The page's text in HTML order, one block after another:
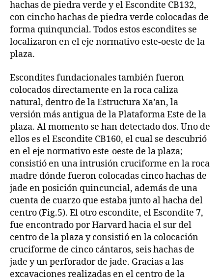
hachas de piedra verde y el Escondite CB132,
con cincho hachas de piedra verde colocadas de
forma quinquncial. Todos estos escondites se
localizaron en el eje normativo este-oeste de la
plaza.
Escondites fundacionales también fueron
colocados directamente en la roca caliza
natural, dentro de la Estructura Xa’an, la
versión más antigua de la Plataforma Este de la
plaza. Al momento se han detectado dos. Uno de
ellos es el Escondite CB160, el cual se descubrió
en el eje normativo este-oeste de la plaza;
consistió en una intrusión cruciforme en la roca
madre dónde fueron colocadas cinco hachas de
jade en posición quincuncial, además de una
cuenta de cuarzo que estaba junto al hacha del
centro (Fig.5). El otro escondite, el Escondite 7,
fue encontrado por Harvard hacia el sur del
centro de la plaza y consistió en la colocación
cruciforme de cinco cántaros, seis hachas de
jade y un perforador de jade. Gracias a las
excavaciones realizadas en el centro de la